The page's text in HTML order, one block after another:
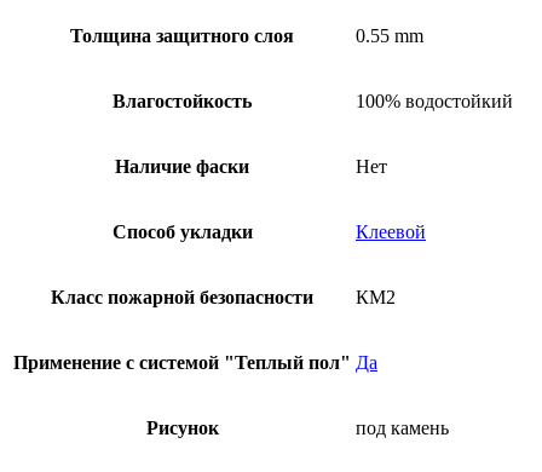
Толщина защитного слоя 0.55 mm
Влагостойкость 100% водостойкий
Наличие фаски Нет
Способ укладки Клеевой
Класс пожарной безопасности КМ2
Применение с системой "Теплый пол" Да
Рисунок под камень